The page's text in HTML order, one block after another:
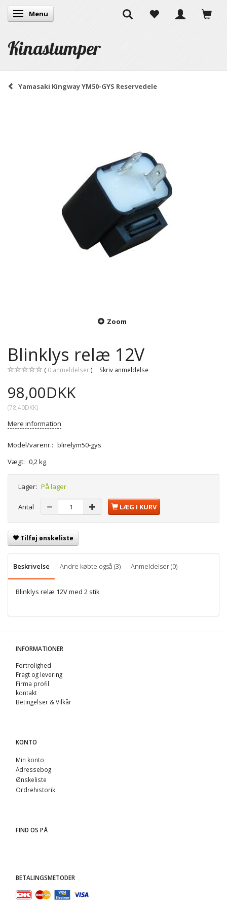
Skifte navigation
Menu
Kinastumper
Yamasaki Kingway YM50-GYS Reservedele
Zoom
Blinklys relæ 12V
0 anmeldelser Skriv anmeldelse
98,00DKK
(78,40DKK)
Mere information
Model/varenr.: blirelym50-gys
Vægt: 0,2 kg
Lager: På lager
Antal LÆG I KURV
Tilføj ønskeliste
Beskrivelse Andre købte også (3) Anmeldelser (0)
Blinklys relæ 12V med 2 stik
INFORMATIONER
Fortrolighed
Fragt og levering
Firma profil
kontakt
Betingelser & Vilkår
KONTO
Min konto
Adressebog
Ønskeliste
Ordrehistorik
FIND OS PÅ
BETALINGSMETODER